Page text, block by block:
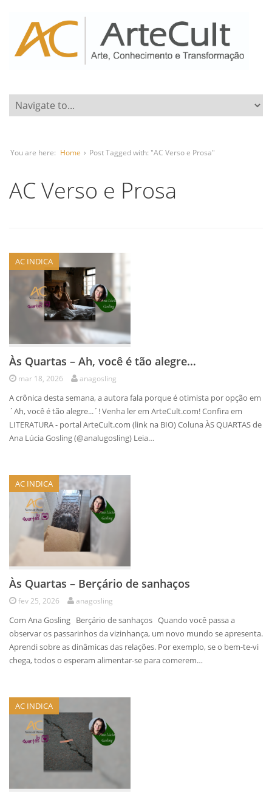
You are here: Home › Post Tagged with: "AC Verso e Prosa"
AC Verso e Prosa
AC INDICA
Às Quartas – Ah, você é tão alegre…
mar 18, 2026 anagosling
A crônica desta semana, a autora fala porque é otimista por opção em
´Ah, você é tão alegre...´! Venha ler em ArteCult.com! Confira em
LITERATURA - portal ArteCult.com (link na BIO) Coluna ÀS QUARTAS de
Ana Lúcia Gosling (@analugosling) Leia…
AC INDICA
Às Quartas – Berçário de sanhaços
fev 25, 2026 anagosling
Com Ana Gosling Berçário de sanhaços Quando você passa a
observar os passarinhos da vizinhança, um novo mundo se apresenta.
Aprendi sobre as dinâmicas das relações. Por exemplo, se o bem-te-vi
chega, todos o esperam alimentar-se para comerem…
AC INDICA